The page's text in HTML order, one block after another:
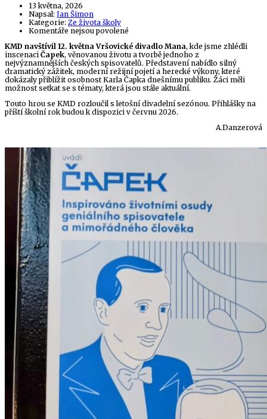
13 května, 2026
Napsal: Author
Jan Šimon
Kategorie: Ze života školy
Komentáře nejsou povolené
s
názvem
Čapkův
odkaz
na
jevišti
KMD navštívil 12. května Vršovické divadlo Mana, kde jsme zhlédli
inscenaci Čapek, věnovanou životu a tvorbě jednoho z
nejvýznamnějších českých spisovatelů. Představení nabídlo silný
dramatický zážitek, moderní režijní pojetí a herecké výkony, které
dokázaly přiblížit osobnost Karla Čapka dnešnímu publiku. Žáci měli
možnost setkat se s tématy, která jsou stále aktuální.
Touto hrou se KMD rozloučil s letošní divadelní sezónou. Přihlášky na
příští školní rok budou k dispozici v červnu 2026.
A.Danzerová